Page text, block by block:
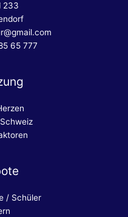
233
65 777
/ Schüler